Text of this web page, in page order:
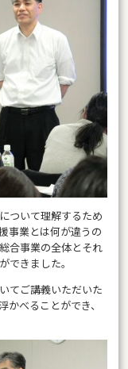
ついて理解するため
事業とは何が違うの
合事業の全体とそれ
できました。
てご講義いただいた
べることができ、